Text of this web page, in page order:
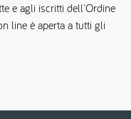
e agli iscritti dell'Ordine
line è aperta a tutti gli